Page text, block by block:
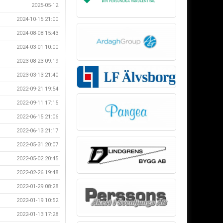
2025-05-12
2024-10-15 21:00
2024-08-08 15:43
2024-03-01 10:00
2023-08-23 09:19
2023-03-13 21:40
2022-09-21 19:54
2022-09-11 17:15
2022-06-15 21:06
2022-06-13 21:17
2022-05-31 20:07
2022-05-02 20:45
2022-02-26 19:48
2022-01-29 08:28
2022-01-19 10:52
2022-01-13 17:28